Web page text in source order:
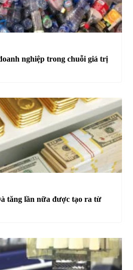
nghiệp trong chuỗi giá trị
tăng lần nữa được tạo ra từ